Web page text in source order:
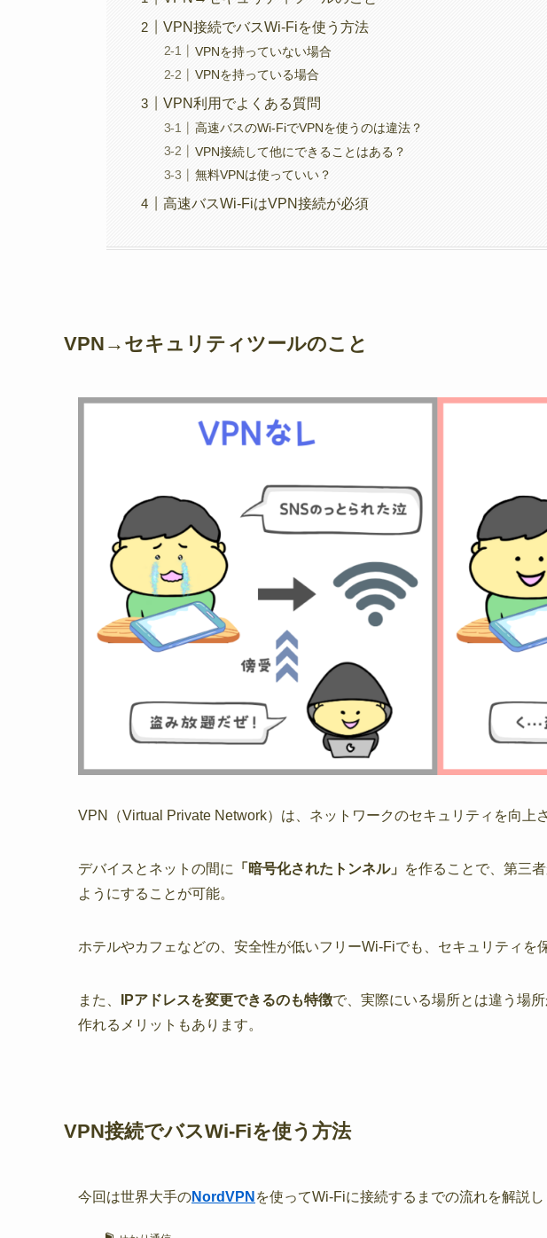
VPN接続でバスWi-Fiを使う方法
VPNを持っていない場合
VPNを持っている場合
VPN利用でよくある質問
高速バスのWi-FiでVPNを使うのは違法？
VPN接続して他にできることはある？
無料VPNは使っていい？
高速バスWi-FiはVPN接続が必須
VPN→セキュリティツールのこと
VPN（Virtual Private Network）は、ネットワークのセキュリティを向上
デバイスとネットの間に 「暗号化されたトンネル」 を作ることで、第三
ようにすることが可能。
ホテルやカフェなどの、安全性が低いフリーWi-Fiでも、セキュリティを
また、 IPアドレスを変更できるのも特徴で、実際にいる場所とは違う場
作れるメリットもあります。
VPN接続でバスWi-Fiを使う方法
今回は世界大手のNordVPN を使ってWi-Fiに接続するまでの流れを解説し